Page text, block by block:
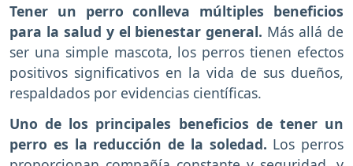
Tener un perro conlleva múltiples beneficios
para la salud y el bienestar general. Más allá de
ser una simple mascota, los perros tienen efectos
positivos significativos en la vida de sus dueños,
respaldados por evidencias científicas.
Uno de los principales beneficios de tener un
perro es la reducción de la soledad. Los perros